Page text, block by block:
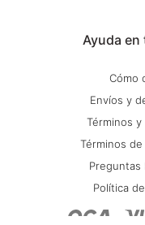
Ayuda en
Cómo
Envíos y
Términos
Términos
Preguntas
Política